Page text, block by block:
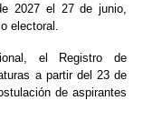
2027 el 27 de junio,
electoral.
el Registro de
a partir del 23 de
de aspirantes